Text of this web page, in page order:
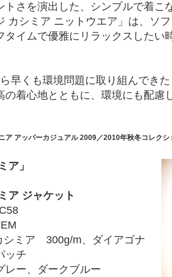
トさを演出した、シンプルで着こ
カシミア ニットウエア」は、ソ
タイムで優雅にリラックスしたい
早くも環境問題に取り組んでき
の着心地とともに、環境にも配慮
ア アッパーカジュアル 2009／2010年秋冬コレク
ア」
ア ジャケット
シミア 300g/m、ダイアゴナ
ッチ
レー、ダークブルー